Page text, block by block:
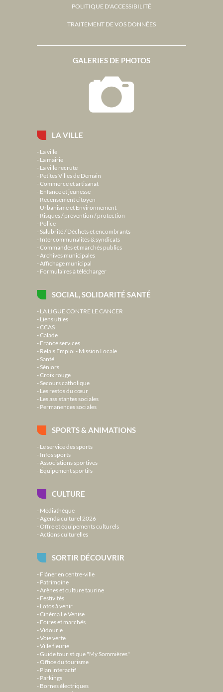
LA VILLE
La ville
La mairie
La ville recrute
Petites Villes de Demain
Commerce et artisanat
Enfance et jeunesse
Recensement citoyen
Urbanisme et Environnement
Risques / prévention / protection
Police
Salubrité / Déchets et encombrants
Intercommunalités & syndicats
Commandes et marchés publics
Archives municipales
Affichage municipal
Formulaires à télécharger
SOCIAL, SOLIDARITÉ SANTÉ
LA LIGUE CONTRE LE CANCER
Liens utiles
CCAS
Calade
France services
Relais Emploi - Mission Locale
Santé
Séniors
Croix rouge
Secours catholique
Les restos du cœur
Les assistantes sociales
Permanences sociales
SPORTS & ANIMATIONS
Le service des sports
Infos sports
Associations sportives
Équipement sportifs
CULTURE
Médiathèque
Agenda culturel 2026
Offre et équipements culturels
Actions culturelles
SORTIR DÉCOUVRIR
Flâner en centre-ville
Patrimoine
Arènes et culture taurine
Festivités
Lotos à venir
Cinéma Le Venise
Foires et marchés
Vidourle
Voie verte
Ville fleurie
Guide touristique "My Sommières"
Office du tourisme
Plan interactif
Parkings
Bornes électriques
GALERIES DE PHOTOS
POLITIQUE D'ACCESSIBILITÉ
TRAITEMENT DE VOS DONNÉES